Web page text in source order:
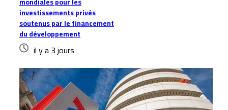
investissements privés
soutenus par le financement
du développement
il y a 3 jours